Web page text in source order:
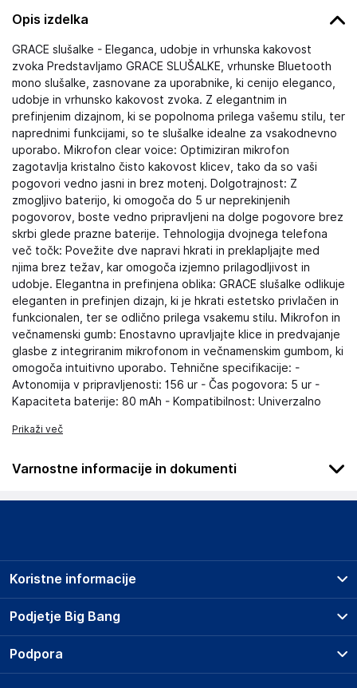
Opis izdelka
GRACE slušalke - Eleganca, udobje in vrhunska kakovost
zvoka Predstavljamo GRACE SLUŠALKE, vrhunske Bluetooth
mono slušalke, zasnovane za uporabnike, ki cenijo eleganco,
udobje in vrhunsko kakovost zvoka. Z elegantnim in
prefinjenim dizajnom, ki se popolnoma prilega vašemu stilu, ter
naprednimi funkcijami, so te slušalke idealne za vsakodnevno
uporabo. Mikrofon clear voice: Optimiziran mikrofon
zagotavlja kristalno čisto kakovost klicev, tako da so vaši
pogovori vedno jasni in brez motenj. Dolgotrajnost: Z
zmogljivo baterijo, ki omogoča do 5 ur neprekinjenih
pogovorov, boste vedno pripravljeni na dolge pogovore brez
skrbi glede prazne baterije. Tehnologija dvojnega telefona
več točk: Povežite dve napravi hkrati in preklapljajte med
njima brez težav, kar omogoča izjemno prilagodljivost in
udobje. Elegantna in prefinjena oblika: GRACE slušalke odlikuje
eleganten in prefinjen dizajn, ki je hkrati estetsko privlačen in
funkcionalen, ter se odlično prilega vsakemu stilu. Mikrofon in
večnamenski gumb: Enostavno upravljajte klice in predvajanje
glasbe z integriranim mikrofonom in večnamenskim gumbom, ki
omogoča intuitivno uporabo. Tehnične specifikacije: -
Avtonomija v pripravljenosti: 156 ur - Čas pogovora: 5 ur -
Kapaciteta baterije: 80 mAh - Kompatibilnost: Univerzalno
Prikaži več
Varnostne informacije in dokumenti
Podatki o proizvajalcu
CellularLine S.p.A
Italy
Podjetje Big Bang
O podjetju
Koristne informacije
Prodajna mesta
Storitve
Dostava, vnos in odvoz
Podpora